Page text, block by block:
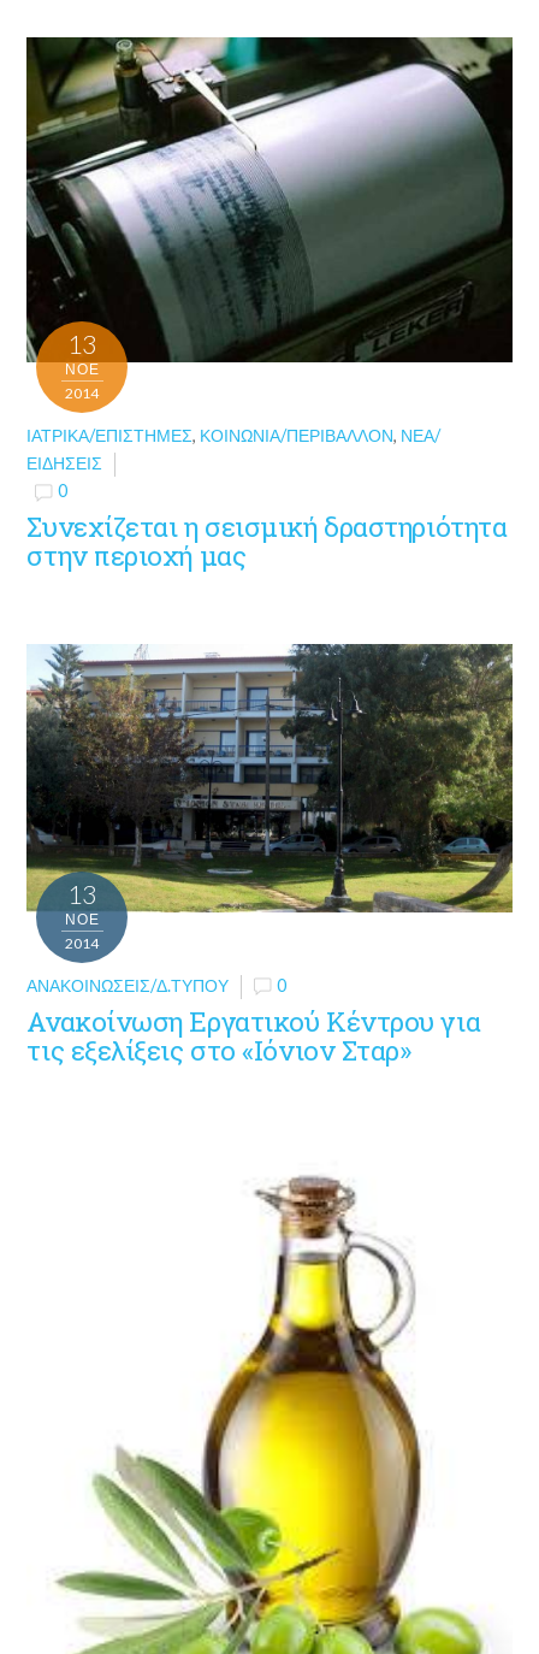
13
ΝΟΈ
2014
ΙΑΤΡΙΚΆ/ΕΠΙΣΤΉΜΕΣ, ΚΟΙΝΩΝΊΑ/ΠΕΡΙΒΆΛΛΟΝ, ΝΈΑ/
ΕΙΔΉΣΕΙΣ
0
Συνεχίζεται η σεισμική δραστηριότητα
στην περιοχή μας
13
ΝΟΈ
2014
ΑΝΑΚΟΙΝΏΣΕΙΣ/Δ.ΤΎΠΟΥ 0
Ανακοίνωση Εργατικού Κέντρου για
τις εξελίξεις στο «Ιόνιον Σταρ»